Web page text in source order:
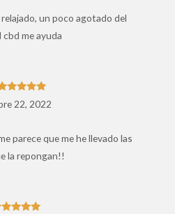
un poco agotado del
me ayuda
5de 5
22, 2022
parece que me he llevado las
la repongan!!